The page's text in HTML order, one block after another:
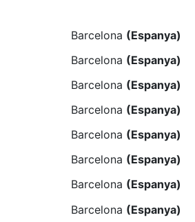
Barcelona (Espanya)
Barcelona (Espanya)
Barcelona (Espanya)
Barcelona (Espanya)
Barcelona (Espanya)
Barcelona (Espanya)
Barcelona (Espanya)
Barcelona (Espanya)